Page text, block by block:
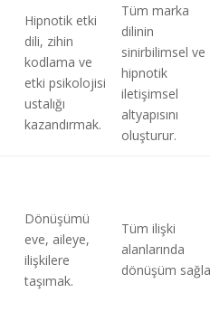
Hipnotik etki
dili, zihin
kodlama ve
etki psikolojisi
ustalığı
kazandırmak.
Tüm marka
dilinin
sinirbilimsel ve
hipnotik
iletişimsel
altyapısını
oluşturur.
Dönüşümü
eve, aileye,
ilişkilere
taşımak.
Tüm ilişki
alanlarında
dönüşüm